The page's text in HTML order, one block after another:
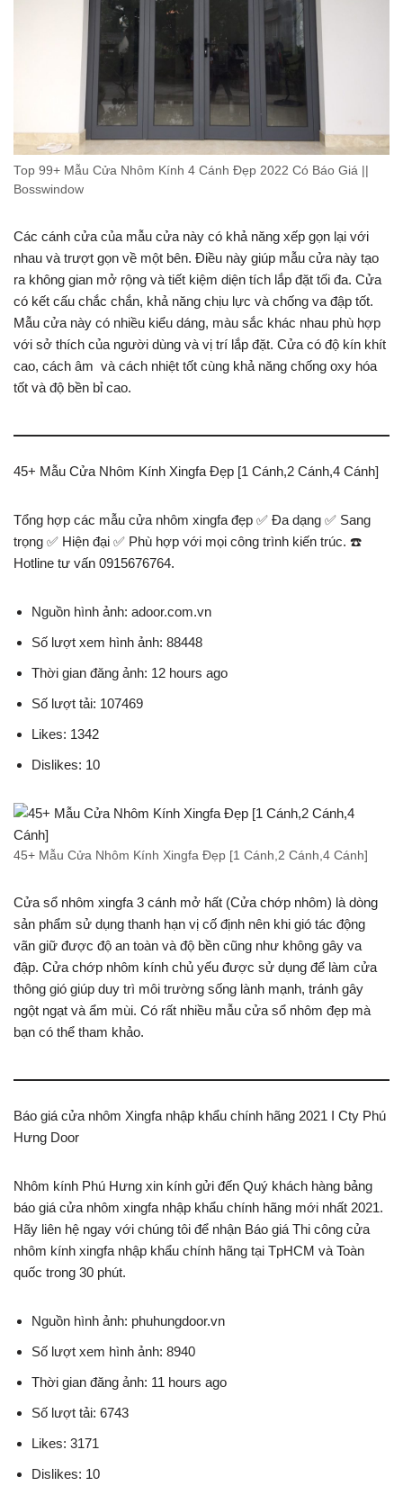
Top 99+ Mẫu Cửa Nhôm Kính 4 Cánh Đẹp 2022 Có Báo Giá ||
Bosswindow
Các cánh cửa của mẫu cửa này có khả năng xếp gọn lại với
nhau và trượt gọn về một bên. Điều này giúp mẫu cửa này tạo
ra không gian mở rộng và tiết kiệm diện tích lắp đặt tối đa. Cửa
có kết cấu chắc chắn, khả năng chịu lực và chống va đập tốt.
Mẫu cửa này có nhiều kiểu dáng, màu sắc khác nhau phù hợp
với sở thích của người dùng và vị trí lắp đặt. Cửa có độ kín khít
cao, cách âm và cách nhiệt tốt cùng khả năng chống oxy hóa
tốt và độ bền bỉ cao.
45+ Mẫu Cửa Nhôm Kính Xingfa Đẹp [1 Cánh,2 Cánh,4 Cánh]
Tổng hợp các mẫu cửa nhôm xingfa đẹp ✅ Đa dạng ✅ Sang
trọng ✅ Hiện đại ✅ Phù hợp với mọi công trình kiến trúc. ☎️
Hotline tư vấn 0915676764.
Nguồn hình ảnh: adoor.com.vn
Số lượt xem hình ảnh: 88448
Thời gian đăng ảnh: 12 hours ago
Số lượt tải: 107469
Likes: 1342
Dislikes: 10
45+ Mẫu Cửa Nhôm Kính Xingfa Đẹp [1 Cánh,2 Cánh,4 Cánh]
Cửa sổ nhôm xingfa 3 cánh mở hất (Cửa chớp nhôm) là dòng
sản phẩm sử dụng thanh hạn vị cố định nên khi gió tác động
vãn giữ được độ an toàn và độ bền cũng như không gây va
đập. Cửa chớp nhôm kính chủ yếu được sử dụng để làm cửa
thông gió giúp duy trì môi trường sống lành mạnh, tránh gây
ngột ngạt và ẩm mùi. Có rất nhiều mẫu cửa sổ nhôm đẹp mà
bạn có thể tham khảo.
Báo giá cửa nhôm Xingfa nhập khẩu chính hãng 2021 I Cty Phú
Hưng Door
Nhôm kính Phú Hưng xin kính gửi đến Quý khách hàng bảng
báo giá cửa nhôm xingfa nhập khẩu chính hãng mới nhất 2021.
Hãy liên hệ ngay với chúng tôi để nhận Báo giá Thi công cửa
nhôm kính xingfa nhập khẩu chính hãng tại TpHCM và Toàn
quốc trong 30 phút.
Nguồn hình ảnh: phuhungdoor.vn
Số lượt xem hình ảnh: 8940
Thời gian đăng ảnh: 11 hours ago
Số lượt tải: 6743
Likes: 3171
Dislikes: 10